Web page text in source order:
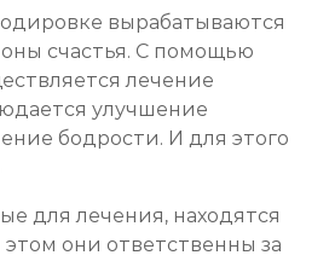
Записаться
Записаться
Записаться
вырабатываются
счастья. С помощью
лечение
улучшение
бодрости. И для этого
для лечения, находятся
они ответственны за